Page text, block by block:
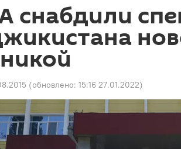
снабдили
(обновлено: 15:16 27.01.2022)